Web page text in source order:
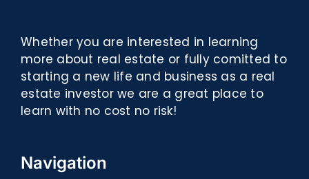
Whether you are interested in learning
more about real estate or fully comitted to
starting a new life and business as a real
estate investor we are a great place to
learn with no cost no risk!
Navigation